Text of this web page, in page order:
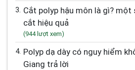
3. Cắt polyp hậu môn là gì? một số phương pháp
cắt hiệu quả
(944 lượt xem)
4. Polyp dạ dày có nguy hiểm không? TS. BS Đỗ Anh
Giang trả lời